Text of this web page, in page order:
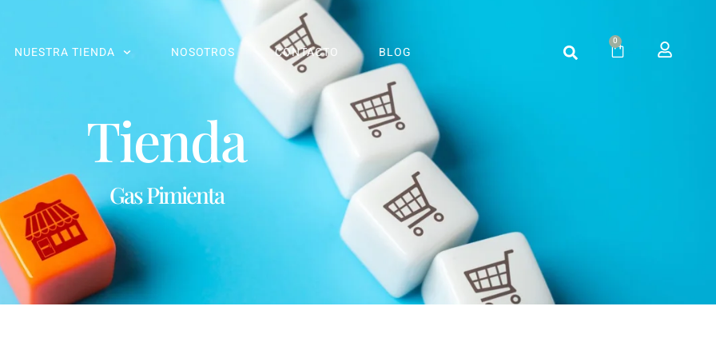
NUESTRA TIENDA NOSOTROS CONTACTO BLOG
0
Tienda
Gas Pimienta